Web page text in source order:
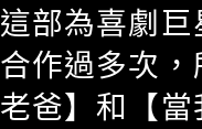
這部為喜劇
合作過多次
老爸】和【